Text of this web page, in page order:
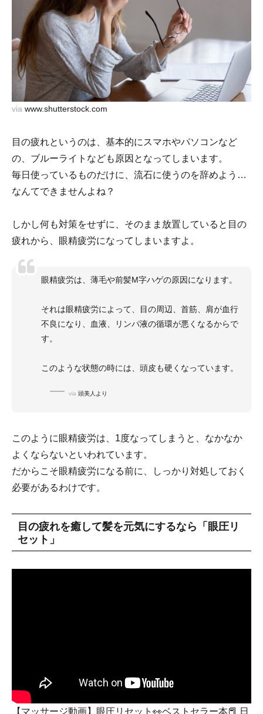
via www.shutterstock.com
目の疲れというのは、基本的にスマホやパソコンなど
の、ブルーライトなども原因となってしまいます。
毎日使っているものだけに、流石に使うのを辞めよう…
なんてできませんよね？
しかし何も対策をせずに、そのまま放置していると目の
疲れから、眼精疲労になってしまいますよ。
眼精疲労は、薄毛や前髪M字ハゲの原因になります。
それは眼精疲労によって、目の周辺、首筋、肩が血行
不良になり、血液、リンパ液の循環が悪くなるからで
す。
このような状態の時には、頭皮も硬くなっています。
via 頭美人より
このように眼精疲労は、1度なってしまうと、なかなか
よくならないといわれています。
だからこそ眼精疲労になる前に、しっかり対処しておく
必要があるわけです。
目の疲れを癒して髪を元気にするなら「眼圧リ
セット」
【マッサージ動画】眼圧リセット👀ベストセラー本📕 日